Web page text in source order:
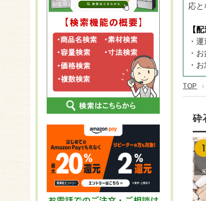
折り畳み式
ステンレス
FRP
スチール
20
30
応と
【
・
・
・
TOP
砕